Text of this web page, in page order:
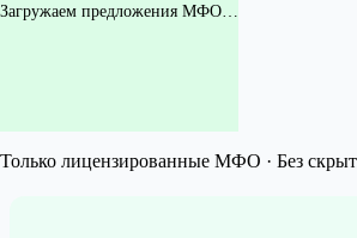
Загружаем предложения МФО…
Только лицензированные МФО · Без